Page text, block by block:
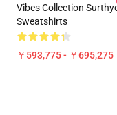
Vibes Collection
Sweatshirts
￥593,775 - ￥695,275